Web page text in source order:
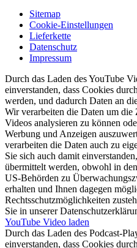
Sitemap
Cookie-Einstellungen
Lieferkette
Datenschutz
Impressum
Durch das Laden des YouTube
einverstanden, dass Cookies
werden, und dadurch Daten an
Wir verarbeiten die Daten um
Videos analysieren zu können
Werbung und Anzeigen
verarbeiten die Daten auch zu
Sie sich auch damit
übermittelt werden, obwohl in
US-Behörden zu
erhalten und Ihnen dagegen
Rechtsschutzmöglichkeiten
Sie in unserer
YouTube Video laden
Durch das Laden des Podcast-
einverstanden, dass Cookies